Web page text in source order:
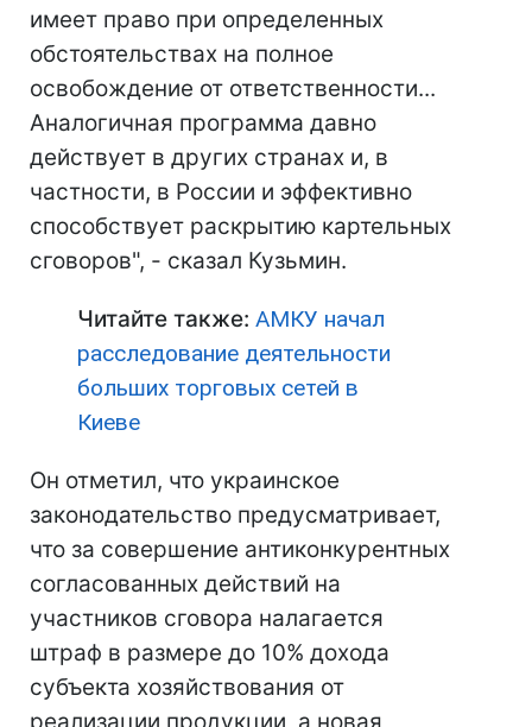
имеет право при определенных
обстоятельствах на полное
освобождение от ответственности...
Аналогичная программа давно
действует в других странах и, в
частности, в России и эффективно
способствует раскрытию картельных
сговоров", - сказал Кузьмин.
Читайте также: АМКУ начал
расследование деятельности
больших торговых сетей в
Киеве
Он отметил, что украинское
законодательство предусматривает,
что за совершение антиконкурентных
согласованных действий на
участников сговора налагается
штраф в размере до 10% дохода
субъекта хозяйствования от